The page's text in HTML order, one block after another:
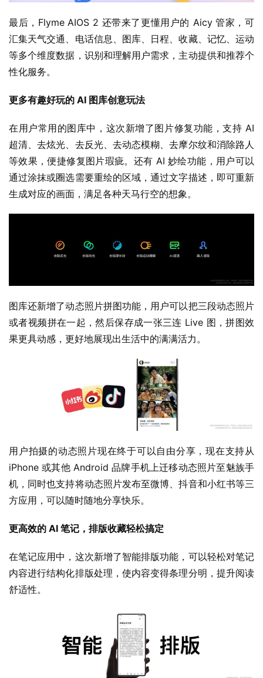
最后，Flyme AIOS 2 还带来了更懂用户的 Aicy 管家，可
汇集天气交通、电话信息、图库、日程、收藏、记忆、运动
等多个维度数据，识别和理解用户需求，主动提供和推荐个
性化服务。
更多有趣好玩的 AI 图库创意玩法
在用户常用的图库中，这次新增了图片修复功能，支持 AI
超清、去炫光、去反光、去动态模糊、去摩尔纹和消除路人
等效果，便捷修复图片瑕疵。还有 AI 妙绘功能，用户可以
通过涂抹或圈选需要重绘的区域，通过文字描述，即可重新
生成对应的画面，满足各种天马行空的想象。
图库还新增了动态照片拼图功能，用户可以把三段动态照片
或者视频拼在一起，然后保存成一张三连 Live 图，拼图效
果更具动感，更好地展现出生活中的满满活力。
用户拍摄的动态照片现在终于可以自由分享，现在支持从
iPhone 或其他 Android 品牌手机上迁移动态照片至魅族手
机，同时也支持将动态照片发布至微博、抖音和小红书等三
方应用，可以随时随地分享快乐。
更高效的 AI 笔记，排版收藏轻松搞定
在笔记应用中，这次新增了智能排版功能，可以轻松对笔记
内容进行结构化排版处理，使内容变得条理分明，提升阅读
舒适性。